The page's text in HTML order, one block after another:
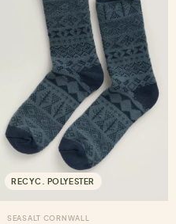
RECYC. POLYESTER
SEASALT CORNWALL